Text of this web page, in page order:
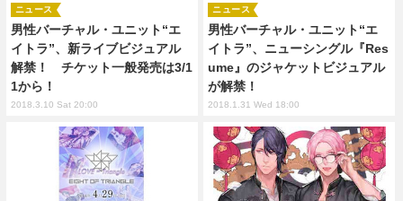
男性バーチャル・ユニット“エ
イトラ”、新ライブビジュアル
解禁！ チケット一般発売は3/1
1から！
ニュース
2018.3.10 Sat 20:00
男性バーチャル・ユニット“エ
イトラ”、ニューシングル『Res
ume』のジャケットビジュアル
が解禁！
ニュース
2018.1.31 Wed 18:00